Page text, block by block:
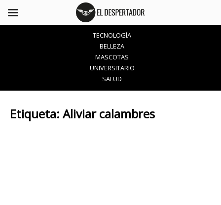
TECNOLOGÍA
BELLEZA
MASCOTAS
UNIVERSITARIO
SALUD
Etiqueta: Aliviar calambres